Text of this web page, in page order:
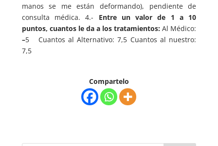
manos se me están deformando), pendiente de
consulta médica. 4.- Entre un valor de 1 a 10
puntos, cuantos le da a los tratamientos: Al Médico:
–5 Cuantos al Alternativo: 7,5 Cuantos al nuestro:
7,5
Compartelo